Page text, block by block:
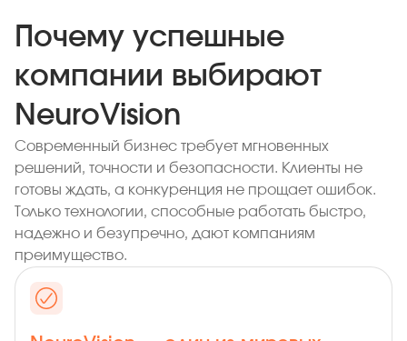
Почему успешные
компании выбирают
NeuroVision
Современный бизнес требует мгновенных
решений, точности и безопасности. Клиенты не
готовы ждать, а конкуренция не прощает ошибок.
Только технологии, способные работать быстро,
надежно и безупречно, дают компаниям
преимущество.